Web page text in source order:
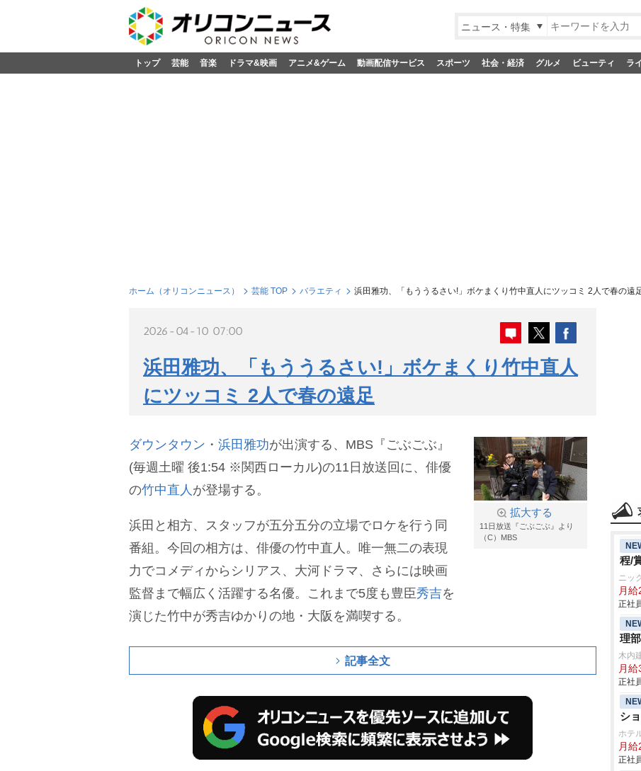
ニュース・特集
トップ 芸能 音楽 ドラマ&映画 アニメ&ゲーム 動画配信サービス スポーツ 社会・経済 グルメ ビューティ ラ
ホーム（オリコンニュース） 芸能 TOP バラエティ 浜田雅功、「もううるさい!」ボケまくり竹中直人にツッコミ 2人で春の遠
2026-04-10 07:00
浜田雅功、「もううるさい!」ボケまくり竹中直人
にツッコミ 2人で春の遠足
拡大する
11日放送『ごぶごぶ』より
（C）MBS
ダウンタウン ・ 浜田雅功が出演する、MBS『ごぶごぶ』
(毎週土曜 後1:54 ※関西ローカル)の11日放送回に、俳優
の竹中直人 が登場する。
浜田と相方、スタッフが五分五分の立場でロケを行う同
番組。今回の相方は、俳優の竹中直人。唯一無二の表現
力でコメディからシリアス、大河ドラマ、さらには映画
監督まで幅広く活躍する名優。これまで5度も豊臣秀吉を
演じた竹中が秀吉ゆかりの地・大阪を満喫する。
記事全文
程/
ニッ
月
正社
理
木内
月
正社
シ
ホテ
月
正社